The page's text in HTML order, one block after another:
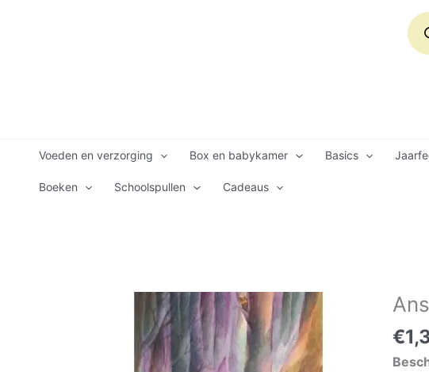
Voeden en verzorging Box en babykamer Basics
Boeken Schoolspullen Cadeaus
€